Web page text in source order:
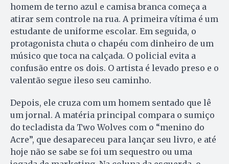
homem de terno azul e camisa branca começa a
atirar sem controle na rua. A primeira vítima é um
estudante de uniforme escolar. Em seguida, o
protagonista chuta o chapéu com dinheiro de um
músico que toca na calçada. O policial evita a
confusão entre os dois. O artista é levado preso e o
valentão segue ileso seu caminho.
Depois, ele cruza com um homem sentado que lê
um jornal. A matéria principal compara o sumiço
do tecladista da Two Wolves com o “menino do
Acre”, que desapareceu para lançar seu livro, e até
hoje não se sabe se foi um sequestro ou uma